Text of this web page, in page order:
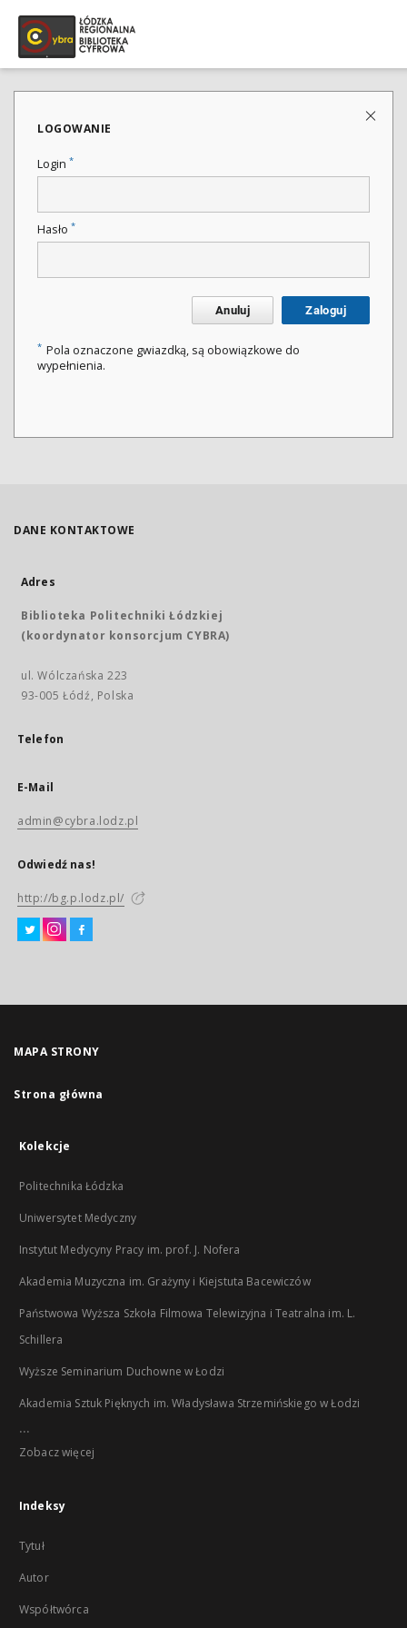
LOGOWANIE
Login *
Hasło *
Anuluj Zaloguj
* Pola oznaczone gwiazdką, są obowiązkowe do
wypełnienia.
DANE KONTAKTOWE
Adres
Biblioteka Politechniki Łódzkiej
(koordynator konsorcjum CYBRA)
ul. Wólczańska 223
93-005 Łódź, Polska
Telefon
E-Mail
admin@cybra.lodz.pl
Odwiedź nas!
http://bg.p.lodz.pl/
MAPA STRONY
Strona główna
Kolekcje
Politechnika Łódzka
Uniwersytet Medyczny
Instytut Medycyny Pracy im. prof. J. Nofera
Akademia Muzyczna im. Grażyny i Kiejstuta Bacewiczów
Państwowa Wyższa Szkoła Filmowa Telewizyjna i Teatralna im. L.
Schillera
Wyższe Seminarium Duchowne w Łodzi
Akademia Sztuk Pięknych im. Władysława Strzemińskiego w Łodzi
...
Zobacz więcej
Indeksy
Tytuł
Autor
Współtwórca